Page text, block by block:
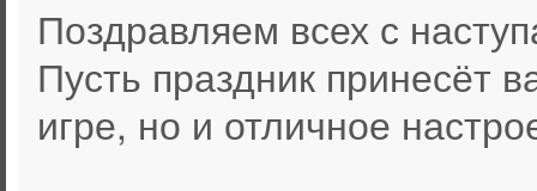
Поздравляем всех с
Пусть праздник принесёт
игре, но и отличное